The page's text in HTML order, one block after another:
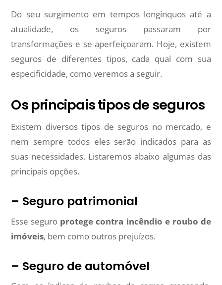
Do seu surgimento em tempos longínquos até a
atualidade, os seguros passaram por
transformações e se aperfeiçoaram. Hoje, existem
seguros de diferentes tipos, cada qual com sua
especificidade, como veremos a seguir.
Os principais tipos de seguros
Existem diversos tipos de seguros no mercado, e
nem sempre todos eles serão indicados para as
suas necessidades. Listaremos abaixo algumas das
principais opções.
– Seguro patrimonial
Esse seguro protege contra incêndio e roubo de
imóveis, bem como outros prejuízos.
– Seguro de automóvel